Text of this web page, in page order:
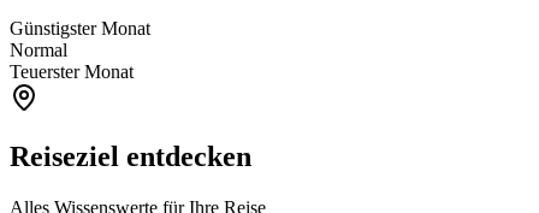
Günstigster Monat
Normal
Teuerster Monat
Reiseziel entdecken
Alles Wissenswerte für Ihre Reise